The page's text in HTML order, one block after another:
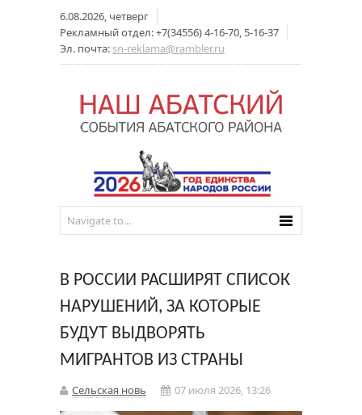
6.08.2026, четверг
Рекламный отдел: +7(34556) 4-16-70, 5-16-37
Эл. почта: sn-reklama@rambler.ru
В РОССИИ РАСШИРЯТ СПИСОК
НАРУШЕНИЙ, ЗА КОТОРЫЕ
БУДУТ ВЫДВОРЯТЬ
МИГРАНТОВ ИЗ СТРАНЫ
Сельская новь 07 июля 2026, 13:26